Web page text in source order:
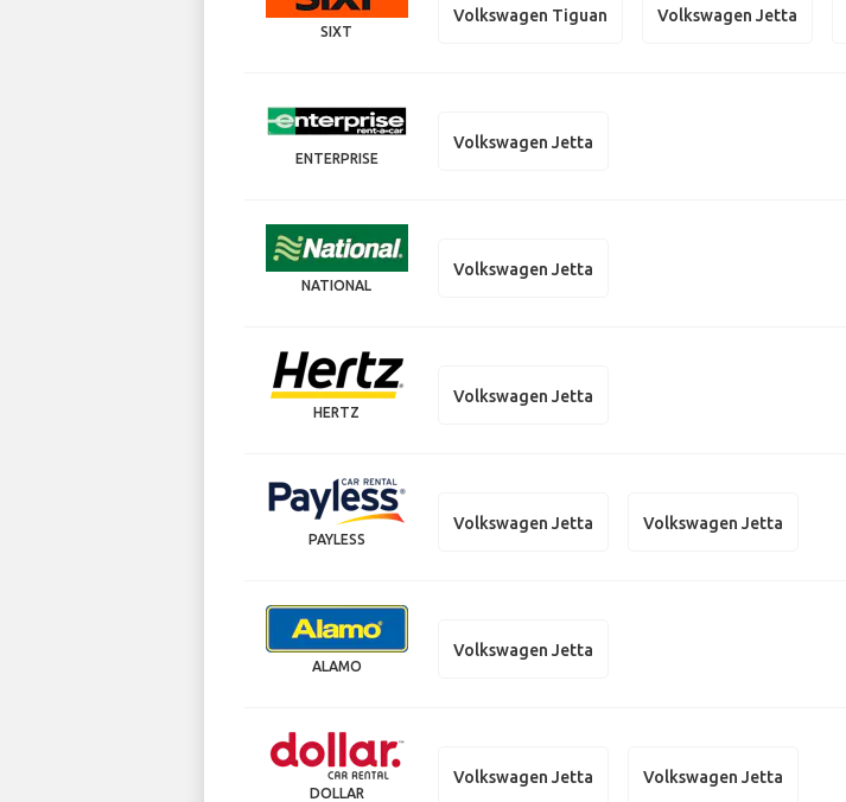
SIXT
Volkswagen Tiguan Volkswagen Jetta
ENTERPRISE
Volkswagen Jetta
NATIONAL
Volkswagen Jetta
HERTZ
Volkswagen Jetta
PAYLESS
Volkswagen Jetta Volkswagen Jetta
ALAMO
Volkswagen Jetta
DOLLAR
Volkswagen Jetta Volkswagen Jetta